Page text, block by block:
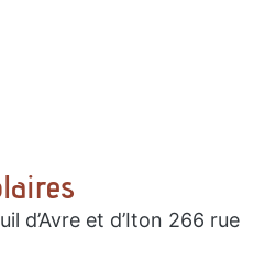
d’Avre et d’Iton 266 rue